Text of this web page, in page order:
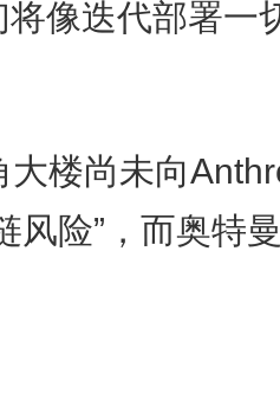
像迭代部署一
大楼尚未向
风险”，而奥特